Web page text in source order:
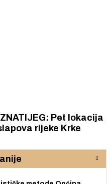
Pet lokacija
rijeke Krke